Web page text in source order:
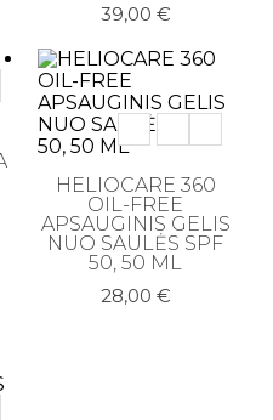
39,00 €
HELIOCARE 360
OIL-FREE
APSAUGINIS GELIS
NUO SAULĖS SPF
50, 50 ML
28,00 €